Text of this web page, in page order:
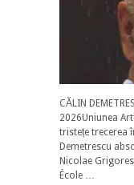
CĂLIN
2026Uniunea
tristețe trecerea
Demetrescu
Nicolae
École …